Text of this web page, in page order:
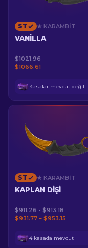
ST ★ KARAMBIT
VANILLA
$1021.96
$1066.61
Kasalar mevcut değil
ST ★ KARAMBIT
KAPLAN DIŞI
$911.26 - $913.18
$931.77 – $953.15
4 kasada mevcut